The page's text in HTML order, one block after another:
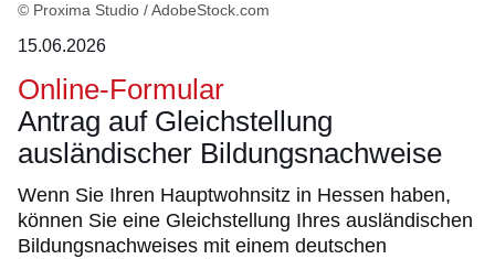
1
© Proxima Studio / AdobeStock.com
15.06.2026
Online-Formular
Antrag auf Gleichstellung
ausländischer Bildungsnachweise
Wenn Sie Ihren Hauptwohnsitz in Hessen haben,
können Sie eine Gleichstellung Ihres ausländischen
Bildungsnachweises mit einem deutschen